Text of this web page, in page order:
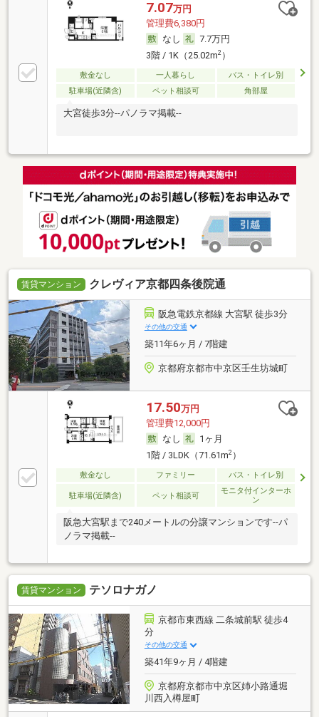
7.07万円
管理費6,380円
なし
7.7万円
3階 / 1K（25.02m2）
敷金なし 一人暮らし
バス・トイレ別
駐車場(近隣含)
ペット相談可 角部屋
大宮徒歩3分--パノラマ掲載--
賃貸マンション クレヴィア京都四条後院通
阪急電鉄京都線 大宮駅 徒歩3分
その他の交通
築11年6ヶ月 / 7階建
京都府京都市中京区壬生坊城町
17.50万円
管理費12,000円
なし
1ヶ月
1階 / 3LDK（71.61m2）
敷金なし ファミリー バス・トイレ別
駐車場(近隣含) ペット相談可
モニタ付インターホ
ン
阪急大宮駅まで240メートルの分譲マンションです--パ
ノラマ掲載--
賃貸マンション テソロナガノ
京都市東西線 二条城前駅 徒歩4
分
その他の交通
築41年9ヶ月 / 4階建
京都府京都市中京区姉小路通堀
川西入樽屋町